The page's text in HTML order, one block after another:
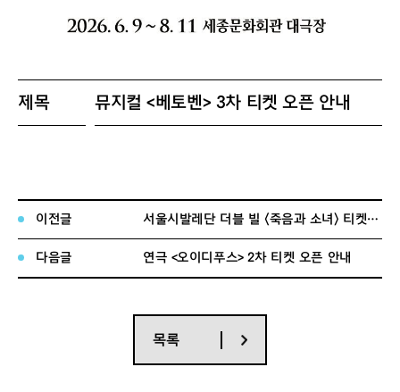
제목
뮤지컬 <베토벤> 3차 티켓 오픈 안내
티켓오픈
회차
2026년 7월 11일(토)부터 2026년 7월 2
6일(일)까지
공연명 : 뮤지컬 <베토벤>
공연일시 : 2026년 6월 9일(화) - 8월 11일
이전글 서울시발레단 더블 빌 〈죽음과 소녀〉 티켓 오픈 안내
다음글 연극 <오이디푸스> 2차 티켓 오픈 안내
목록